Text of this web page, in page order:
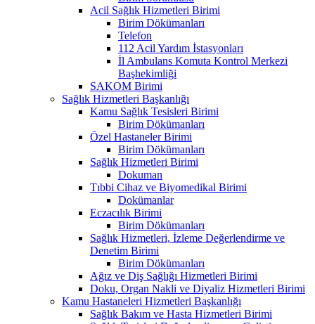
Acil Sağlık Hizmetleri Birimi
Birim Dökümanları
Telefon
112 Acil Yardım İstasyonları
İl Ambulans Komuta Kontrol Merkezi
Başhekimliği
SAKOM Birimi
Sağlık Hizmetleri Başkanlığı
Kamu Sağlık Tesisleri Birimi
Birim Dökümanları
Özel Hastaneler Birimi
Birim Dökümanları
Sağlık Hizmetleri Birimi
Dokuman
Tıbbi Cihaz ve Biyomedikal Birimi
Dokümanlar
Eczacılık Birimi
Birim Dökümanları
Sağlık Hizmetleri, İzleme Değerlendirme ve
Denetim Birimi
Birim Dökümanları
Ağız ve Diş Sağlığı Hizmetleri Birimi
Doku, Organ Nakli ve Diyaliz Hizmetleri Birimi
Kamu Hastaneleri Hizmetleri Başkanlığı
Sağlık Bakım ve Hasta Hizmetleri Birimi